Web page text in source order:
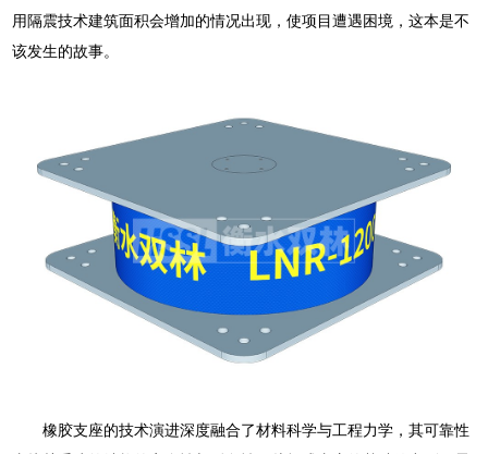
用隔震技术建筑面积会增加的情况出现，使项目遭遇困境，这本是不
该发生的故事。
橡胶支座的技术演进深度融合了材料科学与工程力学，其可靠性